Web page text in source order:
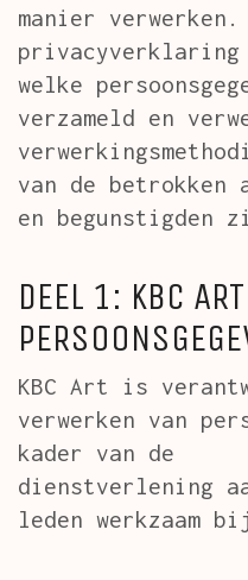
manier
welke
verzameld en
van de betrokken
en begunstigden
DEEL 1: KBC
KBC Art is
verwerken van
kader van de
dienstverlening
leden werkzaam